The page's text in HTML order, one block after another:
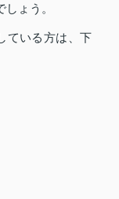
ょう。
ている方は、下